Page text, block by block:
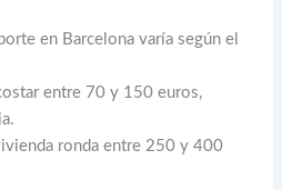
en Barcelona varía según el
entre 70 y 150 euros,
ronda entre 250 y 400